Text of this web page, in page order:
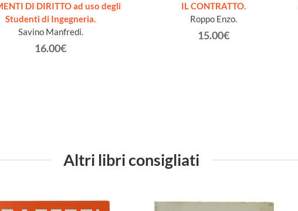
DI DIRITTO ad uso degli
Studenti di Ingegneria.
Savino Manfredi.
16.00€
IL CONTRATTO.
Roppo Enzo.
15.00€
Altri libri consigliati